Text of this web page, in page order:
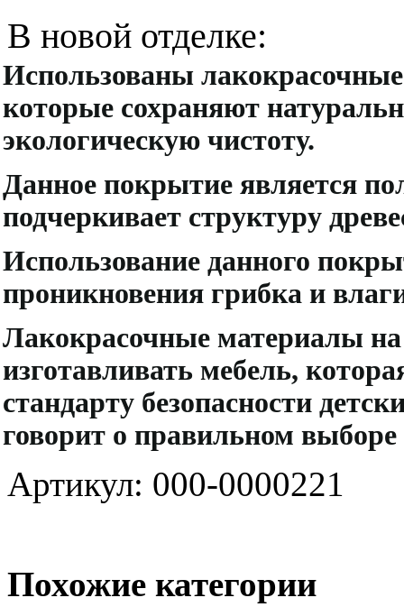
В новой отделке:
Использованы
которые сохраняют
экологическую чистоту.
Данное покрытие является
подчеркивает структуру
Использование данного
проникновения грибка и
Лакокрасочные материалы
изготавливать мебель,
стандарту безопасности
говорит о правильном
Артикул: 000-0000221
Похожие категории